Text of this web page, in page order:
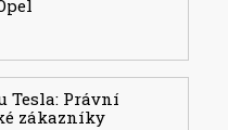
Tesla: Právní
zákazníky